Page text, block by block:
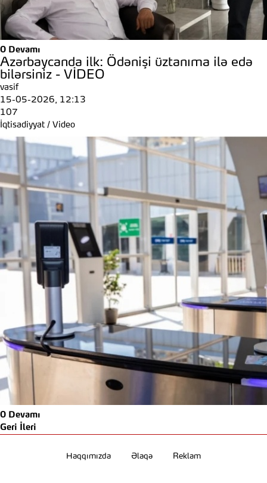
0 Devamı
Azərbaycanda ilk: Ödənişi üztanıma ilə edə
bilərsiniz - VİDEO
vasif
15-05-2026, 12:13
107
İqtisadiyyat / Video
0 Devamı
Geri
İleri
Haqqımızda Əlaqə Reklam